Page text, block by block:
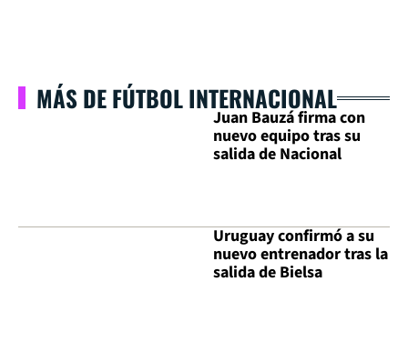
MÁS DE FÚTBOL INTERNACIONAL
Juan Bauzá firma con
nuevo equipo tras su
salida de Nacional
Uruguay confirmó a su
nuevo entrenador tras la
salida de Bielsa